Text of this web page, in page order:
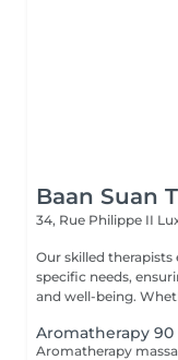
Baan Suan
34, Rue Philippe II
Our skilled
specific needs,
and well-being.
Aromatherapy